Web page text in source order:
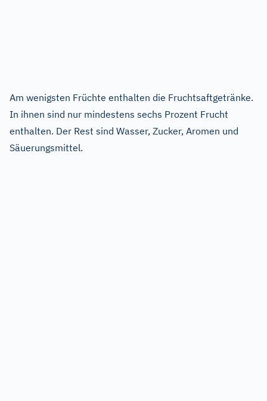
Am wenigsten Früchte enthalten die Fruchtsaftgetränke.
In ihnen sind nur mindestens sechs Prozent Frucht
enthalten. Der Rest sind Wasser, Zucker, Aromen und
Säuerungsmittel.